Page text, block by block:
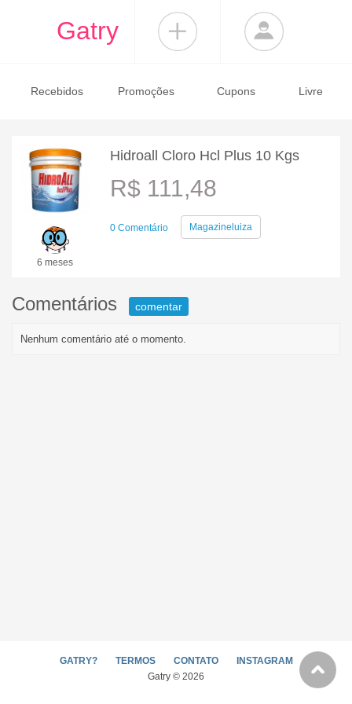
Gatry
Recebidos Promoções Cupons Livre
6 meses
Hidroall Cloro Hcl Plus 10 Kgs
R$ 111,48
0 Comentário Magazineluiza
Comentários comentar
Nenhum comentário até o momento.
GATRY? TERMOS CONTATO
INSTAGRAM
Gatry © 2026